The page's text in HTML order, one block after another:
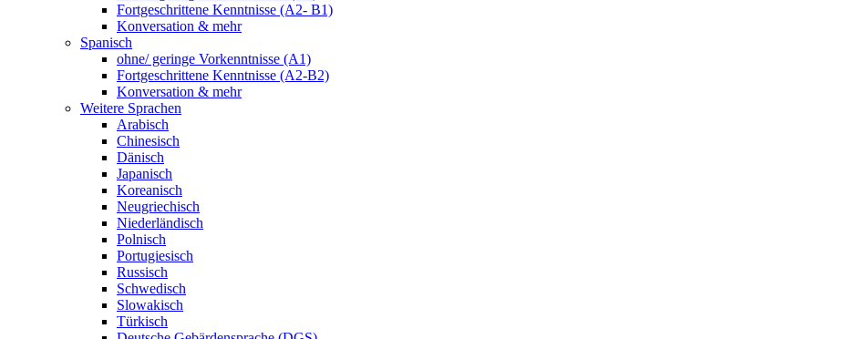
Fortgeschrittene Kenntnisse (A2- B1)
Konversation & mehr
Spanisch
ohne/ geringe Vorkenntnisse (A1)
Fortgeschrittene Kenntnisse (A2-B2)
Konversation & mehr
Weitere Sprachen
Arabisch
Chinesisch
Dänisch
Japanisch
Koreanisch
Neugriechisch
Niederländisch
Polnisch
Portugiesisch
Russisch
Schwedisch
Slowakisch
Türkisch